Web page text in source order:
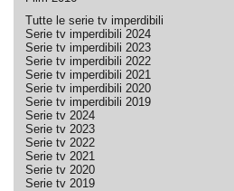
Tutte le serie tv imperdibili
Serie tv imperdibili 2024
Serie tv imperdibili 2023
Serie tv imperdibili 2022
Serie tv imperdibili 2021
Serie tv imperdibili 2020
Serie tv imperdibili 2019
Serie tv 2024
Serie tv 2023
Serie tv 2022
Serie tv 2021
Serie tv 2020
Serie tv 2019